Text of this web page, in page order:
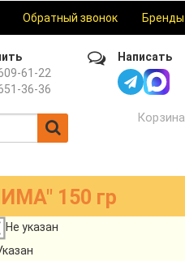
Обратный звонок Бренды
61-22
36-36
Написать
Корзина
150 гр
Не указан